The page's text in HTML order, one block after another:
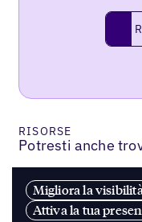
RISORSE
Potresti anche
Migliora la
Attiva la tua